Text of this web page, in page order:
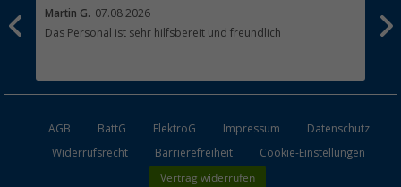
Martin G. 07.08.2026
Das Personal ist sehr hilfsbereit und freundlich
AGB BattG ElektroG Impressum
Datenschutz
Widerrufsrecht
Barrierefreiheit Cookie-Einstellungen
Vertrag widerrufen